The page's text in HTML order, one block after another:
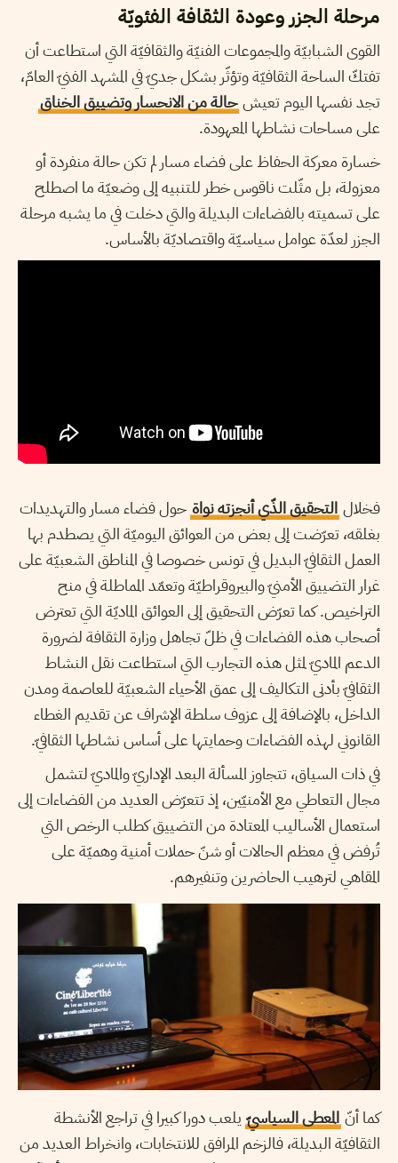
مرحلة الجزر وعودة الثقافة الفئويّة
القوى الشبابيّة والمجموعات الفنيّة والثقافيّة التي استطاعت أن
تفتكّ الساحة الثقافيّة وتؤثّر بشكل جديّ في المشهد الفنيّ العامّ،
تجد نفسها اليوم تعيش حالة من الانحسار وتضييق الخناق
على مساحات نشاطها المعهودة.
خسارة معركة الحفاظ على فضاء مسار لم تكن حالة منفردة أو
معزولة، بل مثّلت ناقوس خطر للتنبيه إلى وضعيّة ما اصطلح
على تسميته بالفضاءات البديلة والتي دخلت في ما يشبه مرحلة
الجزر لعدّة عوامل سياسيّة واقتصاديّة بالأساس.
فخلال التحقيق الذّي أنجزته نواة حول فضاء مسار والتهديدات
بغلقه، تعرّضت إلى بعض من العوائق اليوميّة التي يصطدم بها
العمل الثقافيّ البديل في تونس خصوصا في المناطق الشعبيّة على
غرار التضييق الأمنيّ والبيروقراطيّة وتعمّد المماطلة في منح
التراخيص. كما تعرّض التحقيق إلى العوائق الماديّة التي تعترض
أصحاب هذه الفضاءات في ظلّ تجاهل وزارة الثقافة لضرورة
الدعم الماديّ لمثل هذه التجارب التي استطاعت نقل النشاط
الثقافيّ بأدنى التكاليف إلى عمق الأحياء الشعبيّة للعاصمة ومدن
الداخل، بالإضافة إلى عزوف سلطة الإشراف عن تقديم الغطاء
القانوني لهذه الفضاءات وحمايتها على أساس نشاطها الثقافيّ.
في ذات السياق، تتجاوز المسألة البعد الإداريّ والماديّ لتشمل
مجال التعاطي مع الأمنيّين، إذ تتعرّض العديد من الفضاءات إلى
استعمال الأساليب المعتادة من التضييق كطلب الرخص التي
تُرفض في معظم الحالات أو شنّ حملات أمنية وهميّة على
المقاهي لترهيب الحاضرين وتنفيرهم.
كما أنّ المعطى السياسيّ يلعب دورا كبيرا في تراجع الأنشطة
الثقافيّة البديلة، فالزخم المرافق للانتخابات، وانخراط العديد من